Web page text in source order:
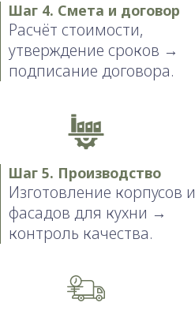
Шаг 4. Смета и договор
Расчёт стоимости,
утверждение сроков →
подписание договора.
Шаг 5. Производство
Изготовление корпусов и
фасадов для кухни →
контроль качества.